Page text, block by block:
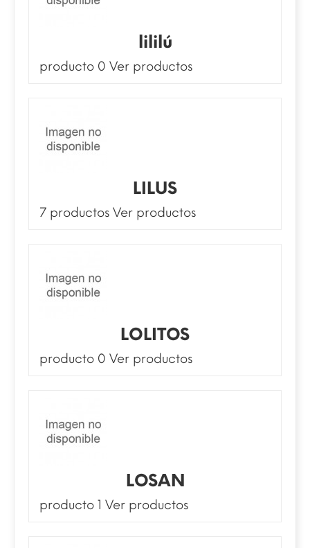
lililú
producto 0 Ver productos
LILUS
7 productos Ver productos
LOLITOS
producto 0 Ver productos
LOSAN
producto 1 Ver productos